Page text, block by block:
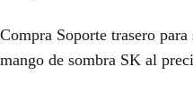
Compra Soporte trasero
mango de sombra SK al